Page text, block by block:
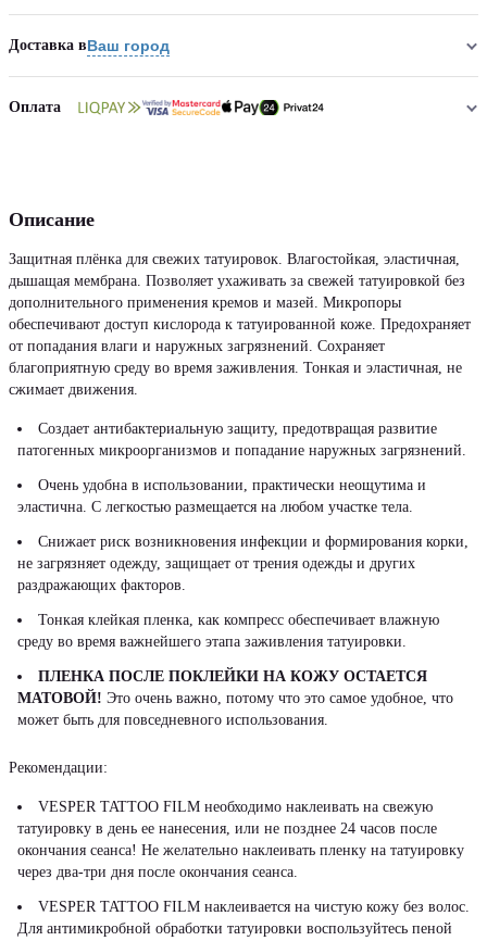
Доставка вВаш город
Оплата
Описание
Защитная плёнка для свежих татуировок. Влагостойкая, эластичная,
дышащая мембрана. Позволяет ухаживать за свежей татуировкой без
дополнительного применения кремов и мазей. Микропоры
обеспечивают доступ кислорода к татуированной коже. Предохраняет
от попадания влаги и наружных загрязнений. Сохраняет
благоприятную среду во время заживления. Тонкая и эластичная, не
сжимает движения.
Создает антибактериальную защиту, предотвращая развитие
патогенных микроорганизмов и попадание наружных загрязнений.
Очень удобна в использовании, практически неощутима и
эластична. С легкостью размещается на любом участке тела.
Снижает риск возникновения инфекции и формирования корки,
не загрязняет одежду, защищает от трения одежды и других
раздражающих факторов.
Тонкая клейкая пленка, как компресс обеспечивает влажную
среду во время важнейшего этапа заживления татуировки.
ПЛЕНКА ПОСЛЕ ПОКЛЕЙКИ НА КОЖУ ОСТАЕТСЯ
МАТОВОЙ! Это очень важно, потому что это самое удобное, что
может быть для повседневного использования.
Рекомендации:
VESPER TATTOO FILM необходимо наклеивать на свежую
татуировку в день ее нанесения, или не позднее 24 часов после
окончания сеанса! Не желательно наклеивать пленку на татуировку
через два-три дня после окончания сеанса.
VESPER TATTOO FILM наклеивается на чистую кожу без волос.
Для антимикробной обработки татуировки воспользуйтесь пеной